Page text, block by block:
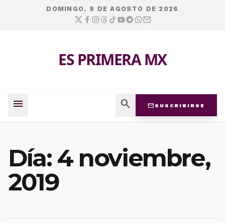
DOMINGO, 9 DE AGOSTO DE 2026
ES PRIMERA MX
menu search mail SUSCRIBIRSE
Día: 4 noviembre,
2019